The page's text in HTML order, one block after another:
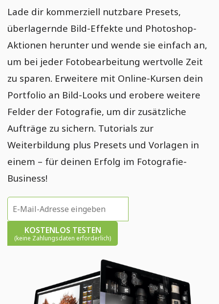
Lade dir kommerziell nutzbare Presets,
überlagernde Bild-Effekte und Photoshop-
Aktionen herunter und wende sie einfach an,
um bei jeder Fotobearbeitung wertvolle Zeit
zu sparen. Erweitere mit Online-Kursen dein
Portfolio an Bild-Looks und erobere weitere
Felder der Fotografie, um dir zusätzliche
Aufträge zu sichern. Tutorials zur
Weiterbildung plus Presets und Vorlagen in
einem – für deinen Erfolg im Fotografie-
Business!
KOSTENLOS TESTEN
(keine Zahlungsdaten erforderlich)